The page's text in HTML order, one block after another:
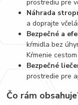
prostrediu pre
Náhrada
a doprajte
Bezpečné a
kŕmidla bez
Kŕmenie
Bezpečné
prostredie pre
Čo rám